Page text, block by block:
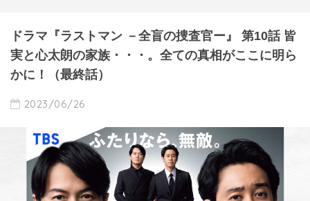
ドラマ『ラストマン －全盲の捜査官ー』 第10話 皆
実と心太朗の家族・・・。全ての真相がここに明ら
かに！（最終話）
2023/06/26